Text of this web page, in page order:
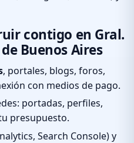
contigo en Gral.
Buenos Aires
, portales, blogs, foros,
con medios de pago.
portadas, perfiles,
presupuesto.
Search Console) y